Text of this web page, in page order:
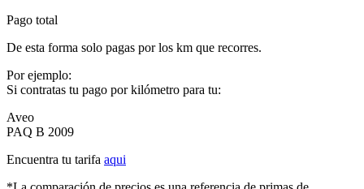
Pago total
De esta forma solo pagas por los km que recorres.
Por ejemplo:
Si contratas tu pago por kilómetro para tu:
Aveo
PAQ B 2009
Encuentra tu tarifa aqui